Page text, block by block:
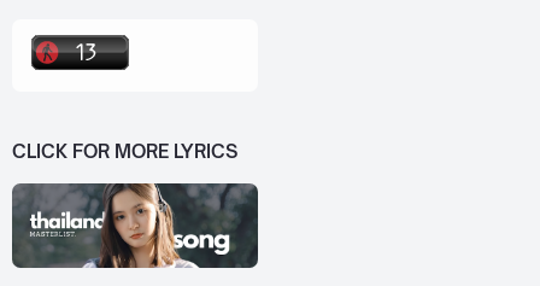
CLICK FOR MORE LYRICS